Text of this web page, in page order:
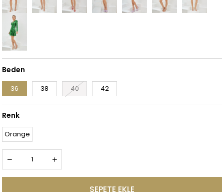
Beden
36 38 40 42
Renk
Orange